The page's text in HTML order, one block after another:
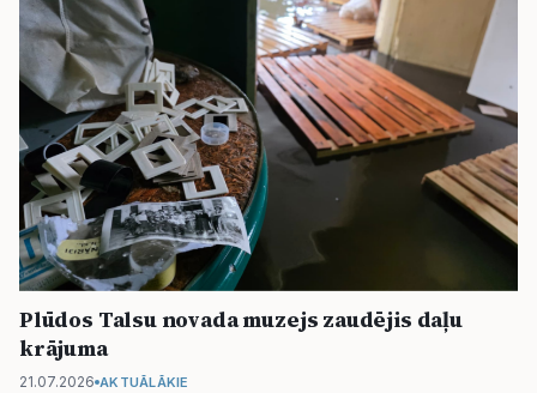
Plūdos Talsu novada muzejs zaudējis daļu
krājuma
21.07.2026 AKTUĀLĀKIE